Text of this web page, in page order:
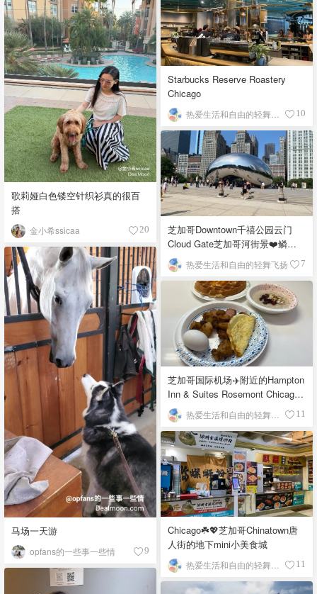
歌莉娅白色镂空针织衫真的很百
搭
金小希ssicaa 20
Starbucks Reserve Roastery
Chicago
10
芝加哥Downtown千禧公园云门
Cloud Gate芝加哥河街景❤️鳞次
栉比的高楼
热爱生活和自由的轻舞飞扬 7
马场一天游
opfans的一些事一些情 9
芝加哥国际机场✈️附近的Hampton
Inn & Suites Rosemont Chicago
O'Hare自助早餐
11
Chicago☘️💖芝加哥Chinatown唐
人街的地下mini小美食城
11